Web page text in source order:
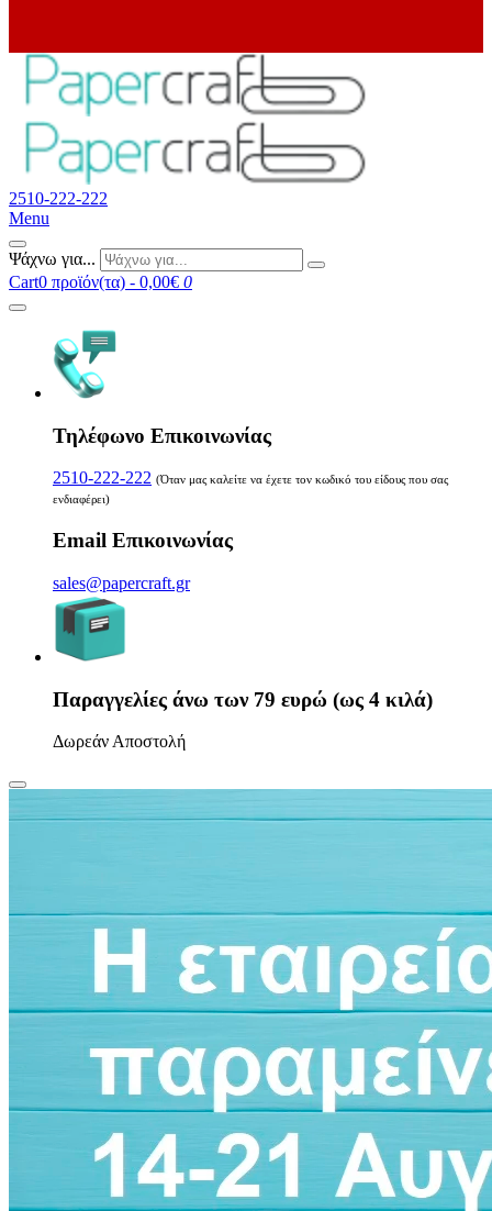
2510-222-222
Menu
Ψάχνω για...
Cart0 προϊόν(τα) - 0,00€ 0
Τηλέφωνο Επικοινωνίας
2510-222-222 (Όταν μας καλείτε να έχετε τον κωδικό του είδους που σας
ενδιαφέρει)
Email Επικοινωνίας
sales@papercraft.gr
Παραγγελίες άνω των 79 ευρώ (ως 4 κιλά)
Δωρεάν Αποστολή